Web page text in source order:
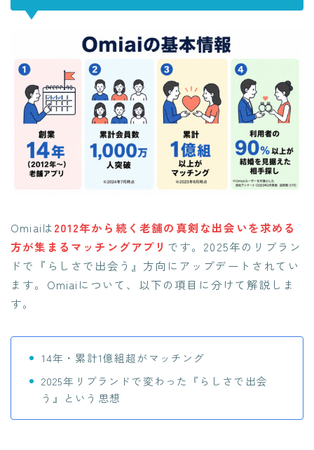
Omiaiは2012年から続く老舗の真剣な出会いを求める
方が集まるマッチングアプリ です。2025年のリブラン
ドで『らしさで出会う』方向にアップデートされてい
ます。Omiaiについて、以下の項目に分けて解説しま
す。
14年・累計1億組超がマッチング
2025年リブランドで変わった『らしさで出会
う』という思想